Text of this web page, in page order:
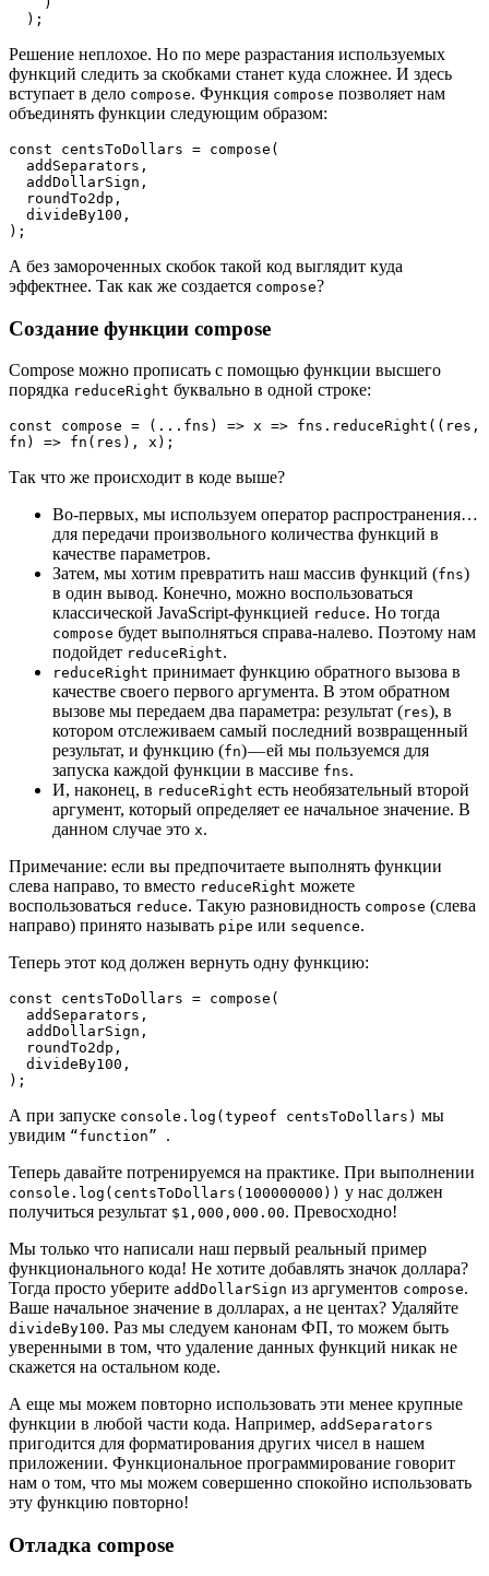
  );
Решение неплохое. Но по мере разрастания используемых
функций следить за скобками станет куда сложнее. И здесь
вступает в дело compose. Функция compose позволяет нам
объединять функции следующим образом:
const centsToDollars = compose(
);
А без замороченных скобок такой код выглядит куда
эффектнее. Так как же создается compose?
Создание функции compose
Compose можно прописать с помощью функции высшего
порядка reduceRight буквально в одной строке:
const compose = (...fns) => x => fns.reduceRight((res,
fn) => fn(res), x);
Так что же происходит в коде выше?
Во-первых, мы используем оператор распространения…
для передачи произвольного количества функций в
качестве параметров.
Затем, мы хотим превратить наш массив функций (fns)
в один вывод. Конечно, можно воспользоваться
классической JavaScript-функцией reduce. Но тогда
compose будет выполняться справа-налево. Поэтому нам
подойдет reduceRight.
reduceRight принимает функцию обратного вызова в
качестве своего первого аргумента. В этом обратном
вызове мы передаем два параметра: результат (res), в
котором отслеживаем самый последний возвращенный
результат, и функцию (fn) — ей мы пользуемся для
запуска каждой функции в массиве fns.
И, наконец, в reduceRight есть необязательный второй
аргумент, который определяет ее начальное значение. В
данном случае это x.
Примечание: если вы предпочитаете выполнять функции
слева направо, то вместо reduceRight можете
воспользоваться reduce. Такую разновидность compose (слева
направо) принято называть pipe или sequence.
Теперь этот код должен вернуть одну функцию:
const centsToDollars = compose(
);
А при запуске console.log(typeof centsToDollars) мы
увидим “function” .
Теперь давайте потренируемся на практике. При выполнении
console.log(centsToDollars(100000000)) у нас должен
получиться результат $1,000,000.00. Превосходно!
Мы только что написали наш первый реальный пример
функционального кода! Не хотите добавлять значок доллара?
Тогда просто уберите addDollarSign из аргументов compose.
Ваше начальное значение в долларах, а не центах? Удаляйте
divideBy100. Раз мы следуем канонам ФП, то можем быть
уверенными в том, что удаление данных функций никак не
скажется на остальном коде.
А еще мы можем повторно использовать эти менее крупные
функции в любой части кода. Например, addSeparators
пригодится для форматирования других чисел в нашем
приложении. Функциональное программирование говорит
нам о том, что мы можем совершенно спокойно использовать
эту функцию повторно!
Отладка compose